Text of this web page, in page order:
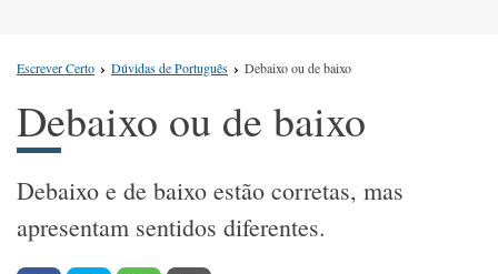
Escrever Certo Dúvidas de Português Debaixo ou de baixo
Debaixo ou de baixo
Debaixo e de baixo estão corretas, mas
apresentam sentidos diferentes.